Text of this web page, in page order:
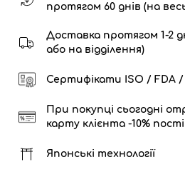
протягом 60 днів (на
Доставка протягом 1-2
або на відділення)
Сертифікати ISO / FDA /
При покупці сьогодні
карту клієнта -10%
Японські технології